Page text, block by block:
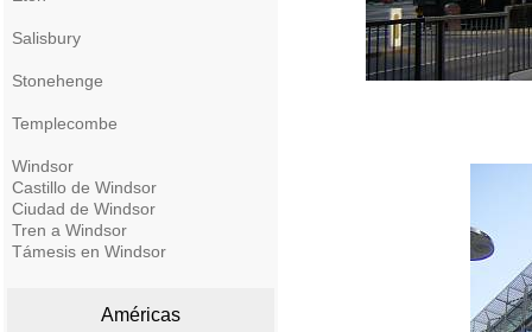
Salisbury
Stonehenge
Templecombe
Windsor
Castillo de Windsor
Ciudad de Windsor
Tren a Windsor
Támesis en Windsor
Américas